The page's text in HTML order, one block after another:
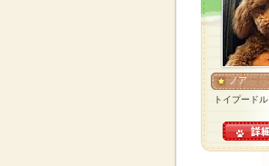
ノア
トイプードル